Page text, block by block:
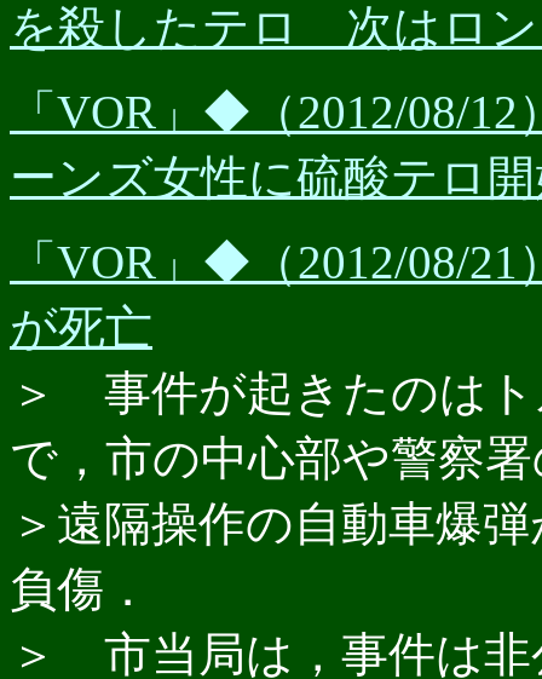
を殺したテロ 次はロ
「VOR」◆（2012/08/
ーンズ女性に硫酸テロ
「VOR」◆（2012/08/
が死亡
＞ 事件が起きたのは
で，市の中心部や警察
＞遠隔操作の自動車爆
負傷．
＞ 市当局は，事件は非